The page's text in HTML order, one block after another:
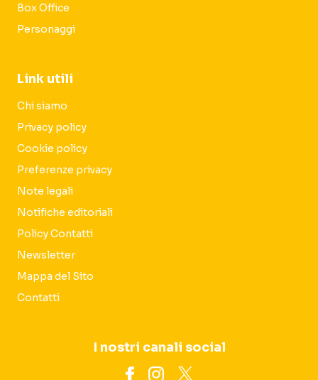
Box Office
Personaggi
Link utili
Chi siamo
Privacy policy
Cookie policy
Preferenze privacy
Note legali
Notifiche editoriali
Policy Contatti
Newsletter
Mappa del Sito
Contatti
I nostri canali social